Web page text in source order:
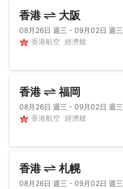
香港 大阪
08月26日 週三 - 09月02日 週三
香港航空 經濟艙
香港 福岡
08月26日 週三 - 09月02日 週三
香港航空 經濟艙
香港 札幌
08月26日 週三 - 09月02日 週三